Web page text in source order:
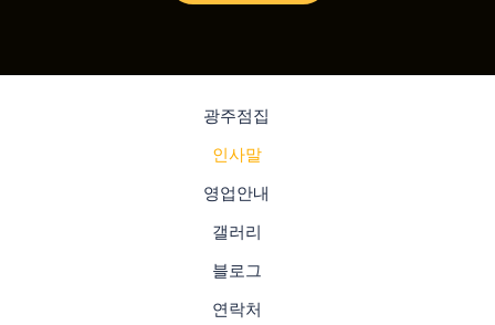
광주점집
인사말
영업안내
갤러리
블로그
연락처